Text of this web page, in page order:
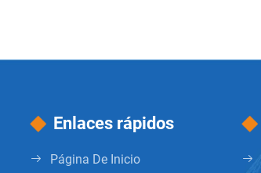
Enlaces rápidos
Página De Inicio